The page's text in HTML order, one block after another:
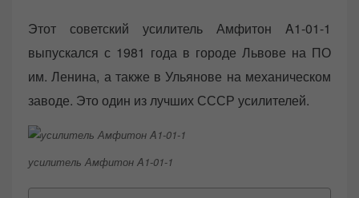
n
Этот советский усилитель Амфитон A1-01-1
выпускался с 1981 года в городе Львове на ПО
им. Ленина, а также в Ульянове на механическом
заводе. Это один из лучших СССР усилителей.
усилитель Амфитон A1-01-1